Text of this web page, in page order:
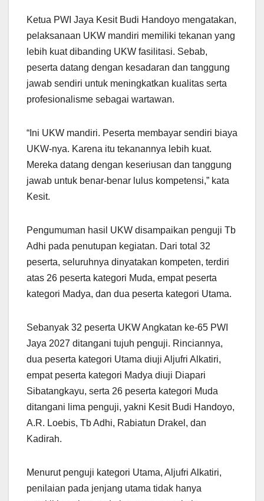
Ketua PWI Jaya Kesit Budi Handoyo mengatakan,
pelaksanaan UKW mandiri memiliki tekanan yang
lebih kuat dibanding UKW fasilitasi. Sebab,
peserta datang dengan kesadaran dan tanggung
jawab sendiri untuk meningkatkan kualitas serta
profesionalisme sebagai wartawan.
“Ini UKW mandiri. Peserta membayar sendiri biaya
UKW-nya. Karena itu tekanannya lebih kuat.
Mereka datang dengan keseriusan dan tanggung
jawab untuk benar-benar lulus kompetensi,” kata
Kesit.
Pengumuman hasil UKW disampaikan penguji Tb
Adhi pada penutupan kegiatan. Dari total 32
peserta, seluruhnya dinyatakan kompeten, terdiri
atas 26 peserta kategori Muda, empat peserta
kategori Madya, dan dua peserta kategori Utama.
Sebanyak 32 peserta UKW Angkatan ke-65 PWI
Jaya 2027 ditangani tujuh penguji. Rinciannya,
dua peserta kategori Utama diuji Aljufri Alkatiri,
empat peserta kategori Madya diuji Diapari
Sibatangkayu, serta 26 peserta kategori Muda
ditangani lima penguji, yakni Kesit Budi Handoyo,
A.R. Loebis, Tb Adhi, Rabiatun Drakel, dan
Kadirah.
Menurut penguji kategori Utama, Aljufri Alkatiri,
penilaian pada jenjang utama tidak hanya